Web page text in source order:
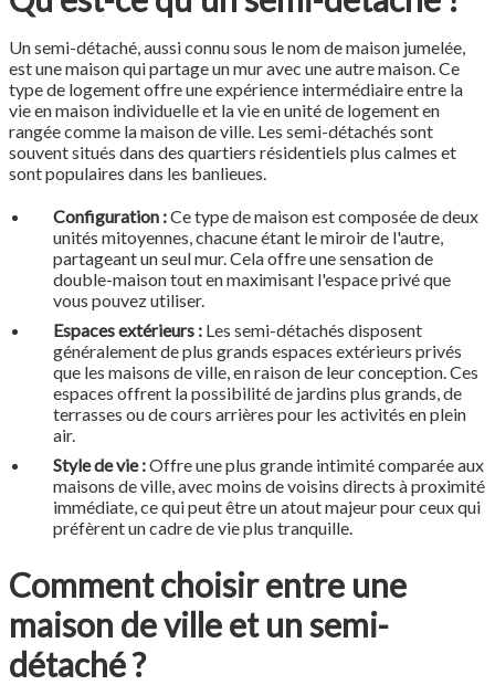
Un semi-détaché, aussi connu sous le nom de maison jumelée,
est une maison qui partage un mur avec une autre maison. Ce
type de logement offre une expérience intermédiaire entre la
vie en maison individuelle et la vie en unité de logement en
rangée comme la maison de ville. Les semi-détachés sont
souvent situés dans des quartiers résidentiels plus calmes et
sont populaires dans les banlieues.
Configuration :Ce type de maison est composée de deux
unités mitoyennes, chacune étant le miroir de l'autre,
partageant un seul mur. Cela offre une sensation de
double-maison tout en maximisant l'espace privé que
vous pouvez utiliser.
Espaces extérieurs : Les semi-détachés disposent
généralement de plus grands espaces extérieurs privés
que les maisons de ville, en raison de leur conception. Ces
espaces offrent la possibilité de jardins plus grands, de
terrasses ou de cours arrières pour les activités en plein
air.
Style de vie :Offre une plus grande intimité comparée aux
maisons de ville, avec moins de voisins directs à proximité
immédiate, ce qui peut être un atout majeur pour ceux qui
préfèrent un cadre de vie plus tranquille.
Comment choisir entre une
maison de ville et un semi-
détaché ?